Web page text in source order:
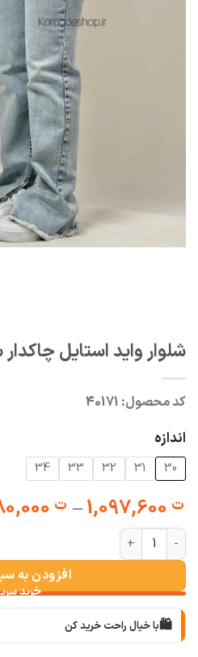
شلوار واید استایل
کد محصول:40171
اندازه
30
31
32
33
34
ت1,097,600
– ت980,000
شلوار واید استایل چاکدار سنگشور برفی
افزودن به
🛍️با خیال راحت خرید کن